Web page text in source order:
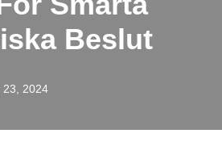
Beslut
23, 2024